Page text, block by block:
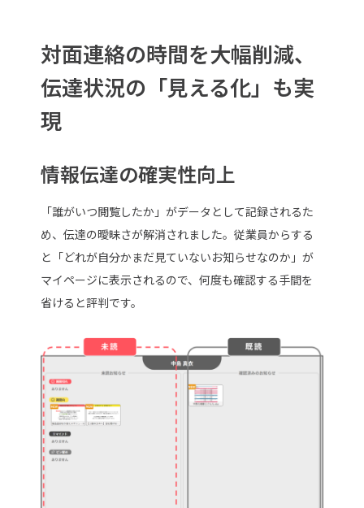
対面連絡の時間を大幅削減、
伝達状況の「見える化」も実
現
情報伝達の確実性向上
「誰がいつ閲覧したか」がデータとして記録されるた
め、伝達の曖昧さが解消されました。従業員からする
と「どれが自分かまだ見ていないお知らせなのか」が
マイページに表示されるので、何度も確認する手間を
省けると評判です。